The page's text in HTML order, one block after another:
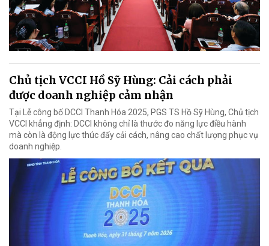
Chủ tịch VCCI Hồ Sỹ Hùng: Cải cách phải
được doanh nghiệp cảm nhận
Tại Lễ công bố DCCI Thanh Hóa 2025, PGS TS Hồ Sỹ Hùng, Chủ tịch
VCCI khẳng định: DCCI không chỉ là thước đo năng lực điều hành
mà còn là động lực thúc đẩy cải cách, nâng cao chất lượng phục vụ
doanh nghiệp.